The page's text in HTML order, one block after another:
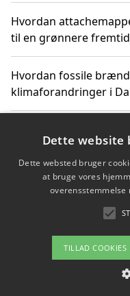
Hvordan
til en grønnere fremtid
Hvordan fossile
klimaforandringer i
klimaændringer
Hvordan citater om
Om / kontakt
Dette website
Dette websted bruger
at bruge vores
overensstemmelse
TILLAD COOKIES